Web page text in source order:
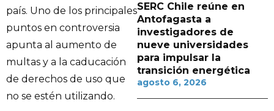
país. Uno de los principales
puntos en controversia
apunta al aumento de
multas y a la caducación
de derechos de uso que
no se estén utilizando.
SERC Chile reúne en
Antofagasta a
investigadores de
nueve universidades
para impulsar la
transición energética
agosto 6, 2026